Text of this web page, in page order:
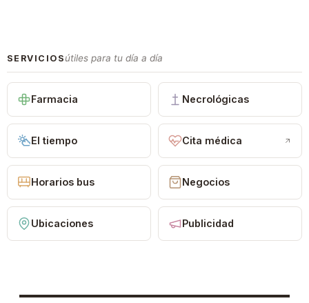
SERVICIOS útiles para tu día a día
Farmacia Necrológicas
El tiempo Cita médica
Horarios bus Negocios
Ubicaciones Publicidad